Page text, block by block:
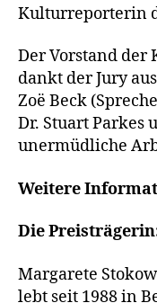
Kulturreporterin
Der Vorstand der
dankt der Jury
Zoë Beck
Dr. Stuart Parkes
unermüdliche
Weitere
Die
Margarete
lebt seit 1988 in